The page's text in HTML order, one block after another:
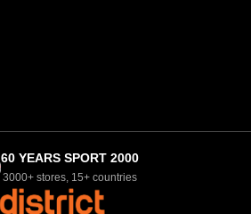
60 YEARS SPORT 2000
3000+ stores, 15+ countries